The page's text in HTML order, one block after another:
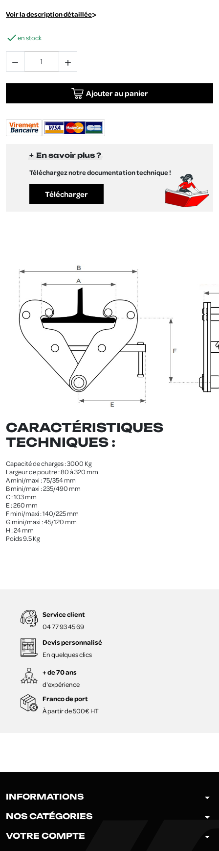
Voir la description détaillée
en stock
 
Ajouter au panier
En savoir plus ?
Téléchargez notre documentation technique !
Télécharger
CARACTÉRISTIQUES
TECHNIQUES :
Capacité de charges : 3000 Kg
Largeur de poutre : 80 à 320 mm
A mini/maxi : 75/354 mm
B mini/maxi : 235/490 mm
C : 103 mm
E : 260 mm
F mini/maxi : 140/225 mm
G mini/maxi : 45/120 mm
H : 24 mm
Poids 9.5 Kg
Service client
04 77 93 45 69
Devis personnalisé
En quelques clics
+ de 70 ans
d'expérience
Franco de port
À partir de 500€ HT
INFORMATIONS arrow_drop_down
NOS CATÉGORIES arrow_drop_down
VOTRE COMPTE arrow_drop_down